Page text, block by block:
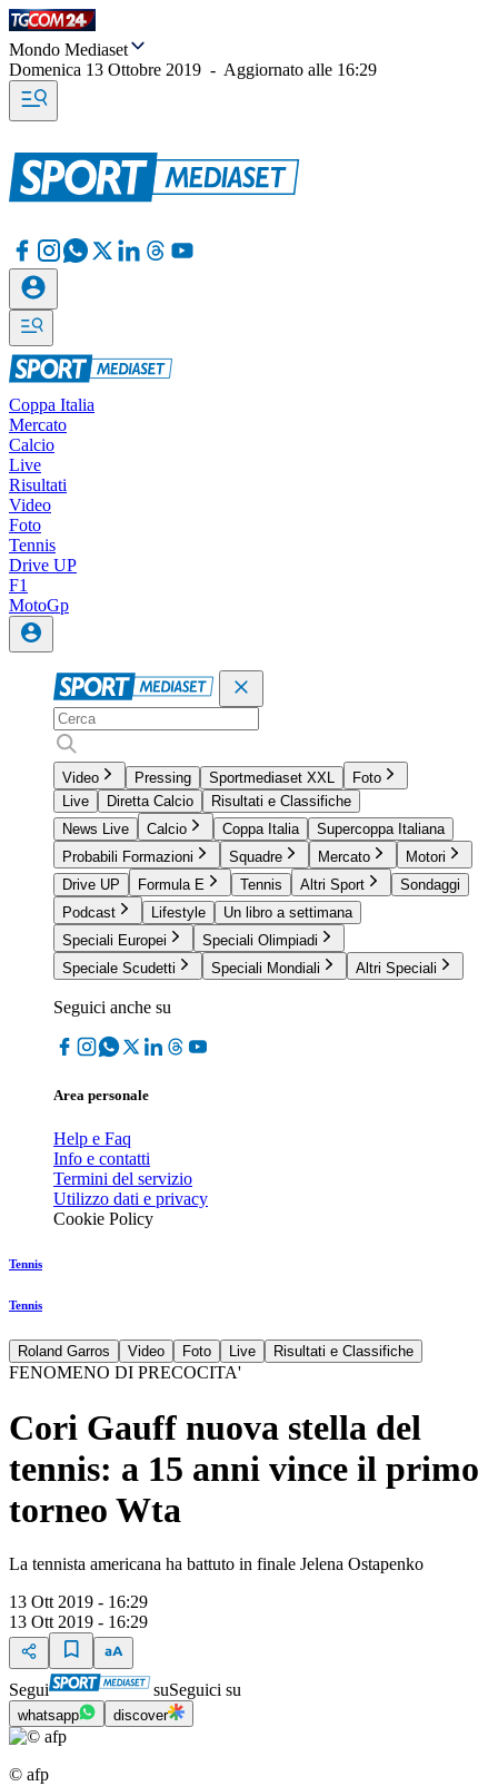
Mondo Mediaset
Domenica 13 Ottobre 2019 - Aggiornato alle 16:29
Coppa Italia
Mercato
Calcio
Live
Risultati
Video
Foto
Tennis
Drive UP
F1
MotoGp
Video Pressing Sportmediaset XXL
Foto
Live
Diretta Calcio
Risultati e Classifiche
News Live
Calcio Coppa Italia
Supercoppa Italiana
Probabili Formazioni
Squadre Mercato
Motori
Drive UP
Formula E Tennis Altri Sport
Sondaggi
Podcast
Lifestyle
Un libro a settimana
Speciali Europei
Speciali Olimpiadi
Speciale Scudetti
Speciali Mondiali Altri Speciali
Seguici anche su
Area personale
Help e Faq
Info e contatti
Termini del servizio
Utilizzo dati e privacy
Cookie Policy
Tennis
Tennis
Roland Garros Video Foto Live Risultati e Classifiche
FENOMENO DI PRECOCITA'
Cori Gauff nuova stella del
tennis: a 15 anni vince il primo
torneo Wta ​​​​​​
La tennista americana ha battuto in finale Jelena Ostapenko
13 Ott 2019 - 16:29
13 Ott 2019 - 16:29
Segui suSeguici su
whatsapp discover
© afp